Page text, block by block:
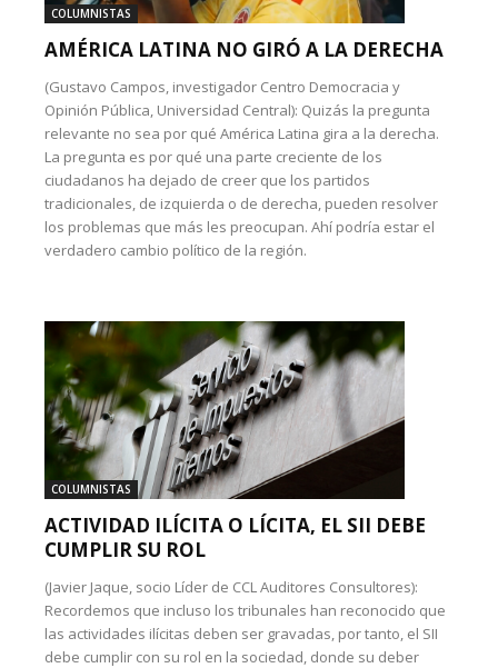
COLUMNISTAS
AMÉRICA LATINA NO GIRÓ A LA DERECHA
(Gustavo Campos, investigador Centro Democracia y
Opinión Pública, Universidad Central): Quizás la pregunta
relevante no sea por qué América Latina gira a la derecha.
La pregunta es por qué una parte creciente de los
ciudadanos ha dejado de creer que los partidos
tradicionales, de izquierda o de derecha, pueden resolver
los problemas que más les preocupan. Ahí podría estar el
verdadero cambio político de la región.
COLUMNISTAS
ACTIVIDAD ILÍCITA O LÍCITA, EL SII DEBE
CUMPLIR SU ROL
(Javier Jaque, socio Líder de CCL Auditores Consultores):
Recordemos que incluso los tribunales han reconocido que
las actividades ilícitas deben ser gravadas, por tanto, el SII
debe cumplir con su rol en la sociedad, donde su deber